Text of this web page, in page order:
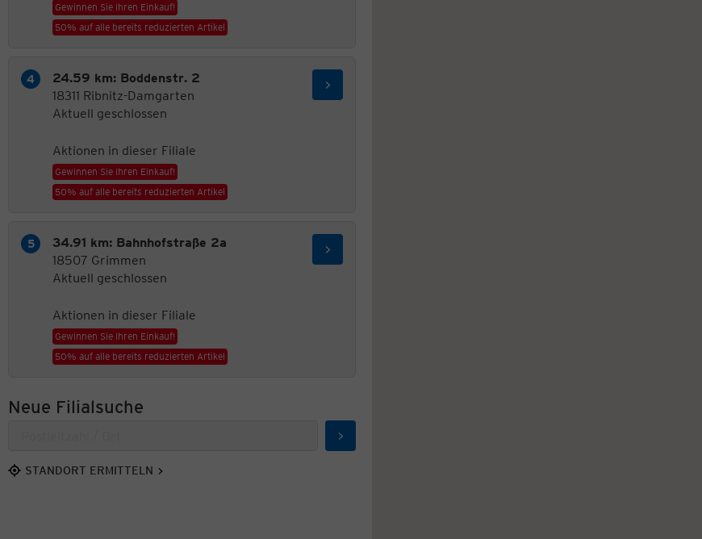
Gewinnen Sie Ihren Einkauf!
50% auf alle bereits reduzierten Artikel
24.59 km: Boddenstr. 2
18311 Ribnitz-Damgarten
Aktuell geschlossen
Aktionen in dieser Filiale
Gewinnen Sie Ihren Einkauf!
50% auf alle bereits reduzierten Artikel
34.91 km: Bahnhofstraße 2a
18507 Grimmen
Aktuell geschlossen
Aktionen in dieser Filiale
Gewinnen Sie Ihren Einkauf!
50% auf alle bereits reduzierten Artikel
Neue Filialsuche
Suchen
STANDORT ERMITTELN